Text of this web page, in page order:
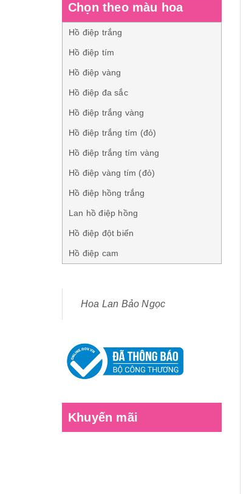
Chọn theo màu hoa
Hồ điệp trắng
Hồ điệp tím
Hồ điệp vàng
Hồ điệp đa sắc
Hồ điệp trắng vàng
Hồ điệp trắng tím (đỏ)
Hồ điệp trắng tím vàng
Hồ điệp vàng tím (đỏ)
Hồ điệp hồng trắng
Lan hồ điệp hồng
Hồ điệp đột biến
Hồ điệp cam
Hoa Lan Bảo Ngọc
Khuyến mãi